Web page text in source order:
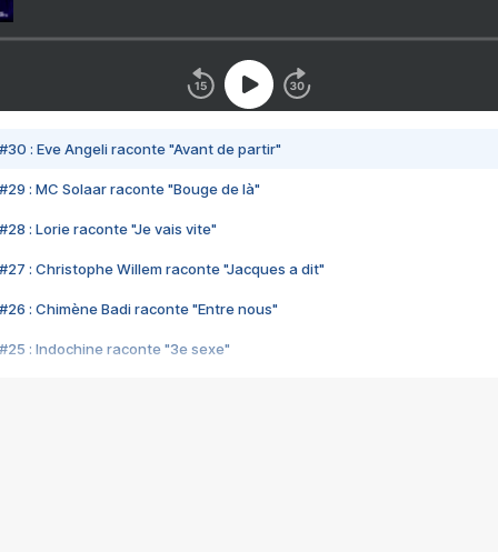
#30 : Eve Angeli raconte "Avant de partir"
#29 : MC Solaar raconte "Bouge de là"
#28 : Lorie raconte "Je vais vite"
#27 : Christophe Willem raconte "Jacques a dit"
#26 : Chimène Badi raconte "Entre nous"
#25 : Indochine raconte "3e sexe"